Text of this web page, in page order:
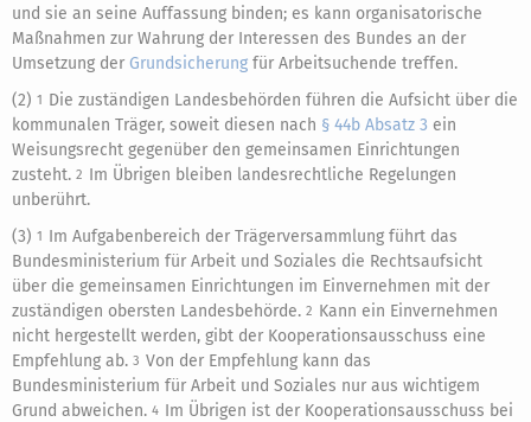
und sie an seine Auffassung binden; es kann organisatorische
Maßnahmen zur Wahrung der Interessen des Bundes an der
Umsetzung der Grundsicherung für Arbeitsuchende treffen.
(2) 1 Die zuständigen Landesbehörden führen die Aufsicht über die
kommunalen Träger, soweit diesen nach § 44b Absatz 3 ein
Weisungsrecht gegenüber den gemeinsamen Einrichtungen
zusteht. 2 Im Übrigen bleiben landesrechtliche Regelungen
unberührt.
(3) 1 Im Aufgabenbereich der Trägerversammlung führt das
Bundesministerium für Arbeit und Soziales die Rechtsaufsicht
über die gemeinsamen Einrichtungen im Einvernehmen mit der
zuständigen obersten Landesbehörde. 2 Kann ein Einvernehmen
nicht hergestellt werden, gibt der Kooperationsausschuss eine
Empfehlung ab. 3 Von der Empfehlung kann das
Bundesministerium für Arbeit und Soziales nur aus wichtigem
Grund abweichen. 4 Im Übrigen ist der Kooperationsausschuss bei